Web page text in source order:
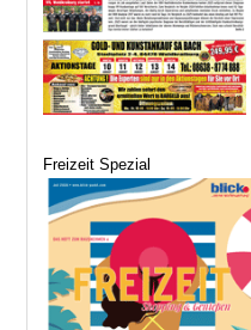
Freizeit Spezial